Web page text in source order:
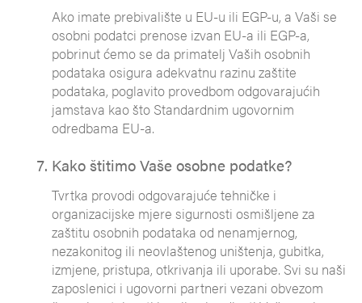
Ako imate prebivalište u EU-u ili EGP-u, a Vaši se
osobni podatci prenose izvan EU-a ili EGP-a,
pobrinut ćemo se da primatelj Vaših osobnih
podataka osigura adekvatnu razinu zaštite
podataka, poglavito provedbom odgovarajućih
jamstava kao što Standardnim ugovornim
odredbama EU-a.
Kako štitimo Vaše osobne podatke?
Tvrtka provodi odgovarajuće tehničke i
organizacijske mjere sigurnosti osmišljene za
zaštitu osobnih podataka od nenamjernog,
nezakonitog ili neovlaštenog uništenja, gubitka,
izmjene, pristupa, otkrivanja ili uporabe. Svi su naši
zaposlenici i ugovorni partneri vezani obvezom